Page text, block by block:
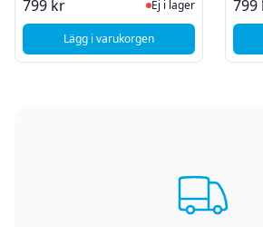
799 kr Ej i lager, besök
Ej i lager
Lägg i varukorgen, Motorola Moto G84 XT2347
799